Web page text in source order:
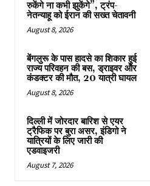
रुकेंगे ना कभी झुकेंगे”, ट्रंप-
नेतन्याहू को ईरान की सख्त चेतावनी
August 8, 2026
बेंगलुरू के पास हादसे का शिकार हुई
राज्य परिवहन की बस, ड्राइवर और
कंडक्टर की मौत, 20 यात्री घायल
August 8, 2026
दिल्ली में जोरदार बारिश से एयर
ट्रैफिक पर बुरा असर, इंडिगो ने
यात्रियों के लिए जारी की
एडवाइजरी
August 7, 2026